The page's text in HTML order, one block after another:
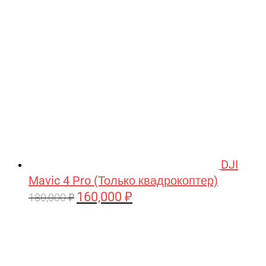
DJI
Mavic 4 Pro (Только квадрокоптер)
180,000₽ Первоначальная
160,000 ₽